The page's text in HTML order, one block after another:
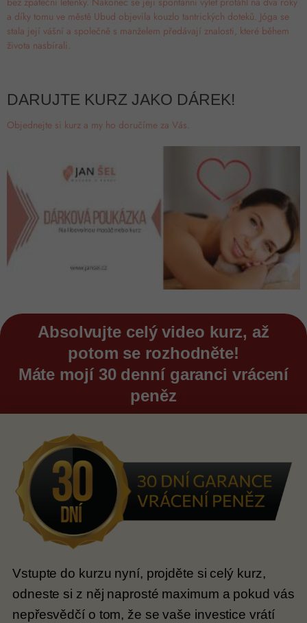
a díky tomu ve městě Ubud objevila kouzlo tantrických doteků. Jóga se
stala její vášní a společně s manželem předávají znalosti, které během
života nasbírali.
DARUJTE KURZ JAKO DÁREK!
Objednejte si kurz a my ho doručíme za Vás.
Absolvujte celý video kurz, až
potom se rozhodněte!
Máte mojí 30 denní garanci vrácení
peněz
Vstupte do kurzu nyní, projděte si celý kurz,
odneste si z něj naprosté maximum a pokud vás
nepřesvědčí o tom, že se vaše investice vrátí